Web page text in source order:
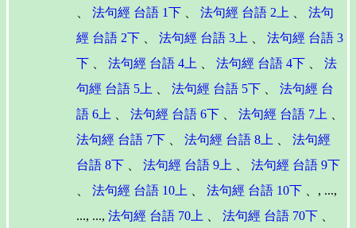
法句經 台語 1下 法句經 台語 2上
法句
經 台語 2下
法句經 台語 3上
法句經 台語 3
下
法句經 台語 4上 法句經 台語 4下
法
句經 台語 5上
法句經 台語 5下
法句經 台
語 6上
法句經 台語 6下 法句經 台語 7上
法句經 台語 7下
法句經 台語 8上
法句經
台語 8下
法句經 台語 9上
法句經 台語 9下
法句經 台語 10上 法句經 台語 10下 、, ...,
..., ..., 法句經 台語 70上 法句經 台語 70下